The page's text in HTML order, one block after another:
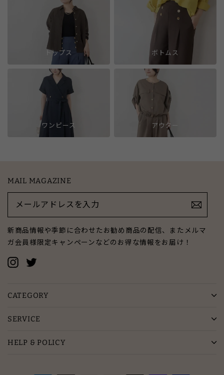
トップス ボトムス
ワンピース アウター
MAIL MAGAZINE
ル
ア
ド
レ
を
新商品情報や季節に合わせたお勧め商品の配信、またメルマ
ガ会員様限定キャンペーンなどのお得な情報をお届け！
Instagram
CATEGORY
SERVICE
HELP & POLICY